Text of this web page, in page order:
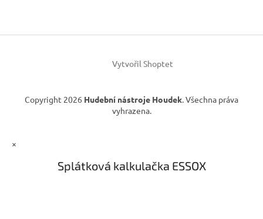
í
Vytvořil Shoptet
Copyright 2026 Hudební nástroje Houdek. Všechna práva
vyhrazena.
×
Splátková kalkulačka ESSOX